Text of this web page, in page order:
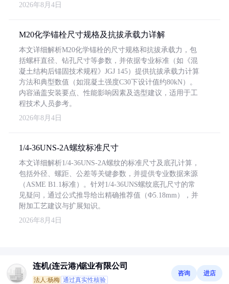
2026年8月4日
M20化学锚栓尺寸规格及抗拔承载力详解
本文详细解析M20化学锚栓的尺寸规格和抗拔承载力，包
括螺杆直径、钻孔尺寸等参数，并依据专业标准（如《混
凝土结构后锚固技术规程》JGJ 145）提供抗拔承载力计算
方法和典型数值（如混凝土强度C30下设计值约80kN）。
内容涵盖安装要点、性能影响因素及选型建议，适用于工
程技术人员参考。
2026年8月4日
1/4-36UNS-2A螺纹标准尺寸
本文详细解析1/4-36UNS-2A螺纹的标准尺寸及底孔计算，
包括外径、螺距、公差等关键参数，并提供专业数据来源
（ASME B1.1标准）。针对1/4-36UNS螺纹底孔尺寸的常
见疑问，通过公式推导给出精确推荐值（Φ5.18mm），并
附加工艺建议与扩展知识。
2026年8月4日
连机(连云港)锯业有限公司
法人:杨梅 通过真实性核验
咨询 进店